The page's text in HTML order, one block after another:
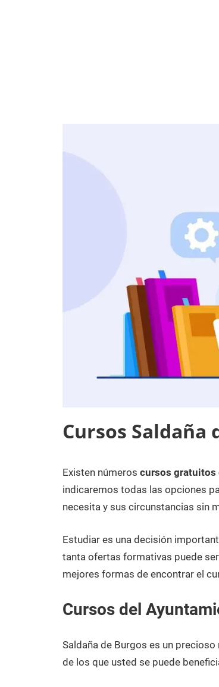
Cursos Saldaña
16
de
enero
2021
Maria
Cursos
en
Burgos
Existen números cursos gratuitos
indicaremos todas las opciones
necesita y sus circunstancias sin
Estudiar es una decisión
tanta ofertas formativas puede
mejores formas de encontrar el
Cursos del
Saldaña de Burgos es un
de los que usted se puede